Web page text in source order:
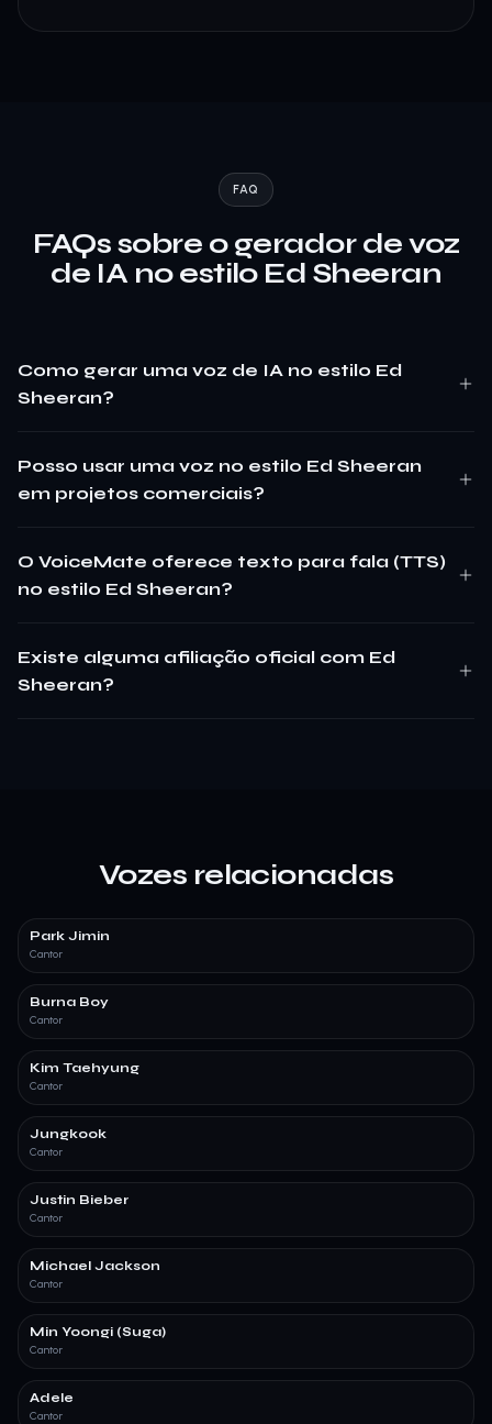
FAQ
FAQs sobre o gerador de voz
de IA no estilo Ed Sheeran
Como gerar uma voz de IA no estilo Ed
Sheeran?
Posso usar uma voz no estilo Ed Sheeran
em projetos comerciais?
O VoiceMate oferece texto para fala (TTS)
no estilo Ed Sheeran?
Existe alguma afiliação oficial com Ed
Sheeran?
Vozes relacionadas
Park Jimin
Cantor
Burna Boy
Cantor
Kim Taehyung
Cantor
Jungkook
Cantor
Justin Bieber
Cantor
Michael Jackson
Cantor
Min Yoongi (Suga)
Cantor
Adele
Cantor